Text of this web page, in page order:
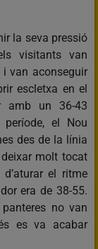
la seva pressió
visitants van
van aconseguir
escletxa en el
amb un 36-43
el Nou
des de la línia
molt tocat
el ritme
era de 38-55.
no van
es va acabar